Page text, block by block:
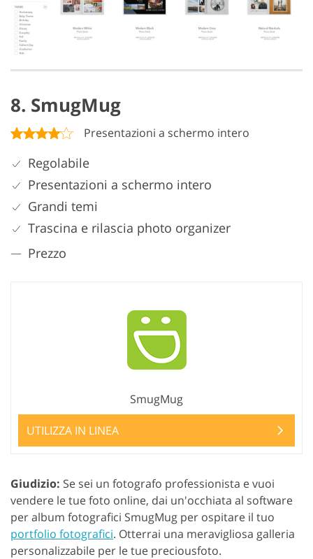
8. SmugMug
Presentazioni a schermo intero
Regolabile
Presentazioni a schermo intero
Grandi temi
Trascina e rilascia photo organizer
Prezzo
SmugMug
UTILIZZA IN LINEA
Giudizio: Se sei un fotografo professionista e vuoi
vendere le tue foto online, dai un'occhiata al software
per album fotografici SmugMug per ospitare il tuo
portfolio fotografici. Otterrai una meravigliosa galleria
personalizzabile per le tue preciousfoto.